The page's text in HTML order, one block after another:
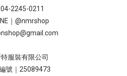
2245-0211
｜ @nmrshop
服裝有限公司
號｜25089473